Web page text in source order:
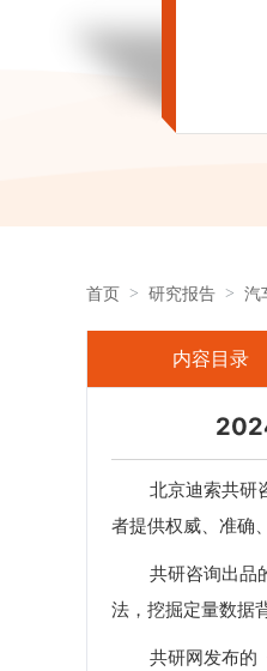
首页 研究报告 汽
内容目录
北京迪索共研咨
者提供权威、准确
共研咨询出品的
法，挖掘定量数据
共研网发布的《